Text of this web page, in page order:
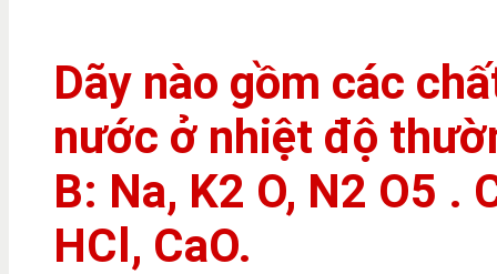
Dãy nào gồm các
nước ở nhiệt độ
B: Na, K2 O, N2 O5 .
HCl, CaO.